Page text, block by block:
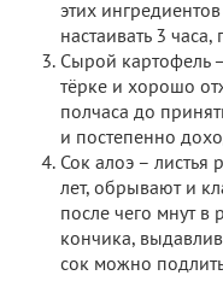
этих
настаивать 3
Сырой картофель
тёрке и хорошо
полчаса до
и постепенно
Сок алоэ – листья
лет, обрывают и
после чего мнут в
кончика,
сок можно